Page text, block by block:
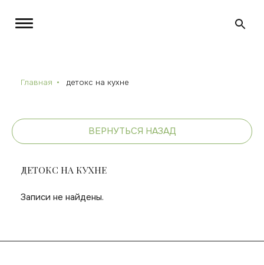
Главная детокс на кухне
ВЕРНУТЬСЯ НАЗАД
ДЕТОКС НА КУХНЕ
Записи не найдены.